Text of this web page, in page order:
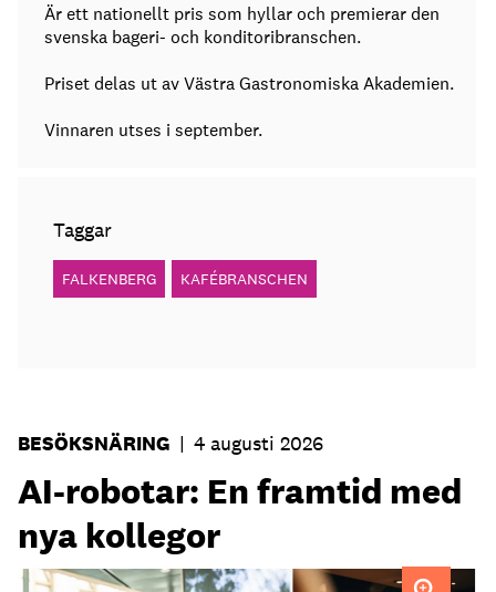
Är ett nationellt pris som hyllar och premierar den
svenska bageri- och konditoribranschen.
Priset delas ut av Västra Gastronomiska Akademien.
Vinnaren utses i september.
Taggar
FALKENBERG KAFÉBRANSCHEN
BESÖKSNÄRING | 4 augusti 2026
AI-robotar: En framtid med
nya kollegor